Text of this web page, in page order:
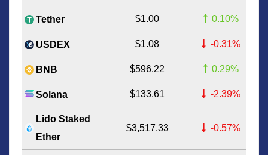
Tether $1.00 0.10%
USDEX $1.08 -0.31%
BNB $596.22 0.29%
Solana $133.61 -2.39%
Lido Staked
Ether
$3,517.33 -0.57%